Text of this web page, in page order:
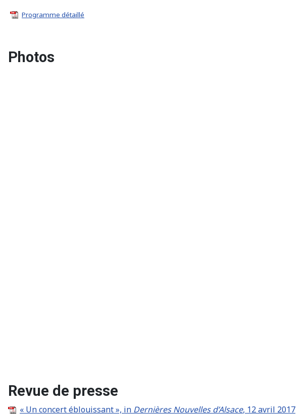
Programme détaillé
Photos
Revue de presse
« Un concert éblouissant », in Dernières Nouvelles d’Alsace, 12 avril 2017